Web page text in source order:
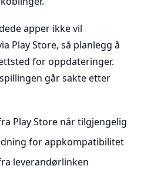
apper ikke vil
Play Store, så planlegg å
for oppdateringer.
går sakte etter
Play Store når tilgjengelig
for appkompatibilitet
leverandørlinken